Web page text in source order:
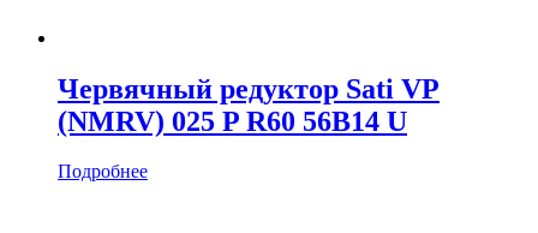
Червячный редуктор Sati VP
(NMRV) 025 P R60 56B14 U
Подробнее